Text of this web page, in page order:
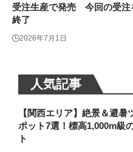
受注生産で発売 今回の受注
終了
2026年7月1日
人気記事
【関西エリア】絶景＆避暑
ポット7選！標高1,000m級
ト